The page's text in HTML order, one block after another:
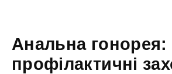
Анальна гонорея:
профілактичні